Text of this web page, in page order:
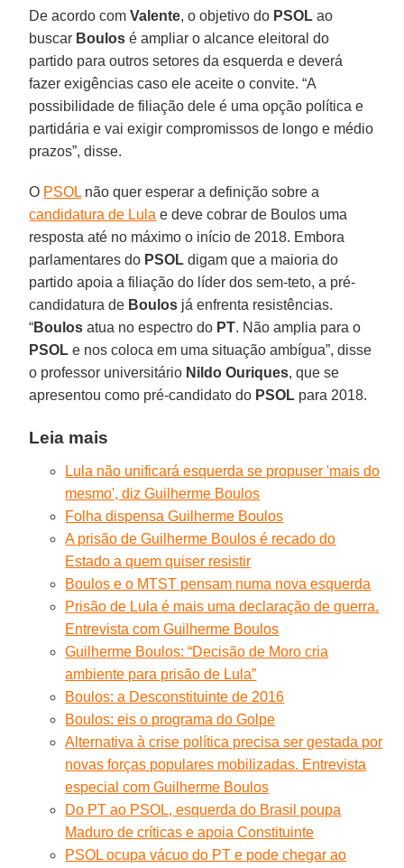
De acordo comValente, o objetivo do PSOL ao
buscar Boulos é ampliar o alcance eleitoral do
partido para outros setores da esquerda e deverá
fazer exigências caso ele aceite o convite. “A
possibilidade de filiação dele é uma opção política e
partidária e vai exigir compromissos de longo e médio
prazos”, disse.
O PSOL não quer esperar a definição sobre a
candidatura de Lula e deve cobrar de Boulos uma
resposta até no máximo o início de 2018. Embora
parlamentares do PSOL digam que a maioria do
partido apoia a filiação do líder dos sem-teto, a pré-
candidatura de Boulos já enfrenta resistências.
“Boulos atua no espectro do PT. Não amplia para o
PSOL e nos coloca em uma situação ambígua”, disse
o professor universitário Nildo Ouriques, que se
apresentou como pré-candidato do PSOL para 2018.
Leia mais
Lula não unificará esquerda se propuser 'mais do
mesmo', diz Guilherme Boulos
Folha dispensa Guilherme Boulos
A prisão de Guilherme Boulos é recado do
Estado a quem quiser resistir
Boulos e o MTST pensam numa nova esquerda
Prisão de Lula é mais uma declaração de guerra.
Entrevista com Guilherme Boulos
Guilherme Boulos: “Decisão de Moro cria
ambiente para prisão de Lula”
Boulos: a Desconstituinte de 2016
Boulos: eis o programa do Golpe
Alternativa à crise política precisa ser gestada por
novas forças populares mobilizadas. Entrevista
especial com Guilherme Boulos
Do PT ao PSOL, esquerda do Brasil poupa
Maduro de críticas e apoia Constituinte
PSOL ocupa vácuo do PT e pode chegar ao